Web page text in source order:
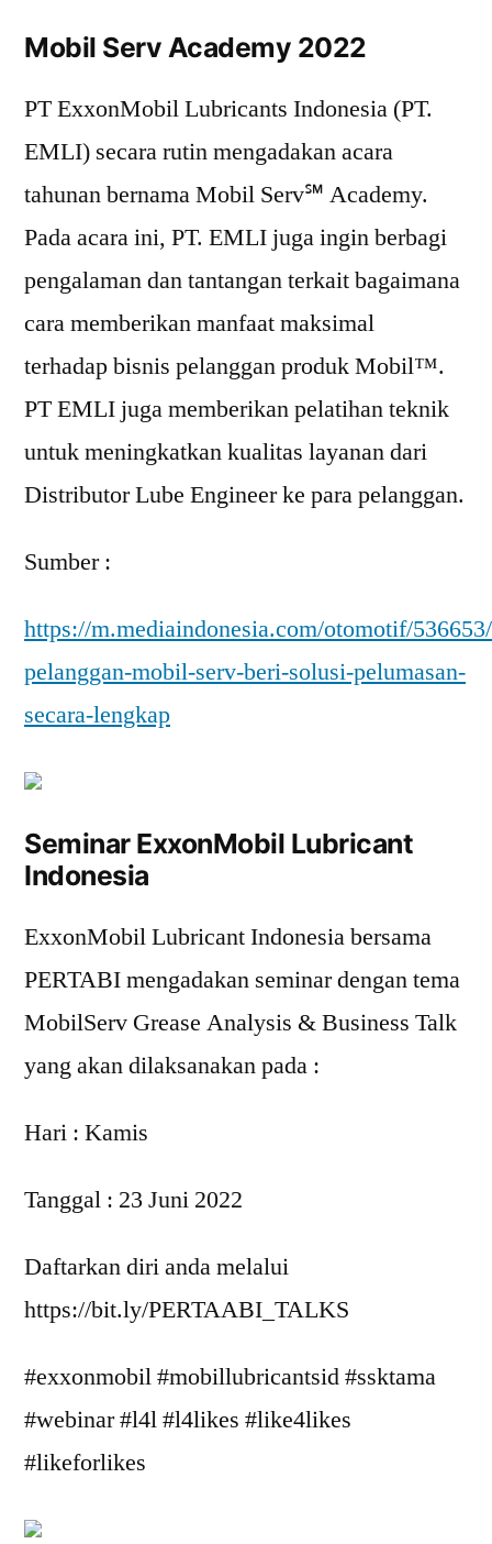
Mobil Serv Academy 2022
PT ExxonMobil Lubricants Indonesia (PT.
EMLI) secara rutin mengadakan acara
tahunan bernama Mobil Serv℠ Academy.
Pada acara ini, PT. EMLI juga ingin berbagi
pengalaman dan tantangan terkait bagaimana
cara memberikan manfaat maksimal
terhadap bisnis pelanggan produk Mobil™.
PT EMLI juga memberikan pelatihan teknik
untuk meningkatkan kualitas layanan dari
Distributor Lube Engineer ke para pelanggan.
Sumber :
https://m.mediaindonesia.com/otomotif/
pelanggan-mobil-serv-beri-solusi-pelumasan-
secara-lengkap
Seminar ExxonMobil Lubricant
Indonesia
ExxonMobil Lubricant Indonesia bersama
PERTABI mengadakan seminar dengan tema
MobilServ Grease Analysis & Business Talk
yang akan dilaksanakan pada :
Hari : Kamis
Tanggal : 23 Juni 2022
Daftarkan diri anda melalui
https://bit.ly/PERTAABI_TALKS
#exxonmobil #mobillubricantsid #ssktama
#webinar #l4l #l4likes #like4likes
#likeforlikes